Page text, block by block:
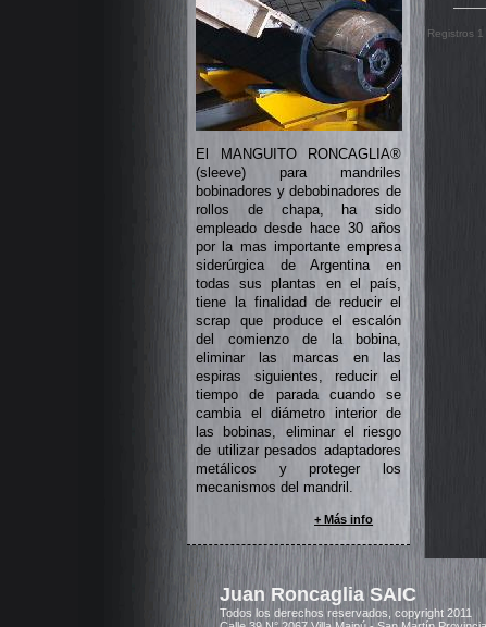
Registros
El MANGUITO RONCAGLIA®
(sleeve) para mandriles
bobinadores y debobinadores de
rollos de chapa, ha sido
empleado desde hace 30 años
por la mas importante empresa
siderúrgica de Argentina en
todas sus plantas en el país,
tiene la finalidad de reducir el
scrap que produce el escalón
del comienzo de la bobina,
eliminar las marcas en las
espiras siguientes, reducir el
tiempo de parada cuando se
cambia el diámetro interior de
las bobinas, eliminar el riesgo
de utilizar pesados adaptadores
metálicos y proteger los
mecanismos del mandril.
+ Más info
Juan Roncaglia SAIC
Todos los derechos reservados, copyright 2011